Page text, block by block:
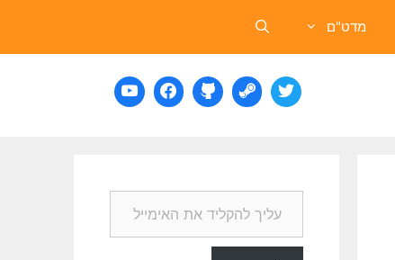
מדט"ם
עליך להקליד את האימייל שלך…